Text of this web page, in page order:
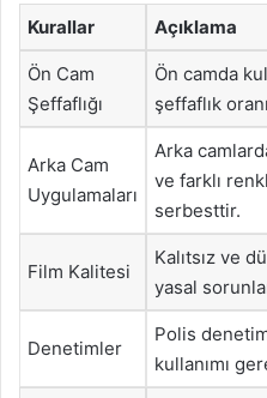
Kurallar Açıklama
Ön Cam
Şeffaflığı
Ön camda
şeffaflık
Arka Cam
Uygulamaları
Arka
ve farklı
serbesttir.
Film Kalitesi
Kalıtsız ve
yasal
Denetimler
Polis
kullanımı